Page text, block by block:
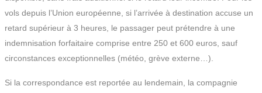
vols depuis l’Union européenne, si l’arrivée à destination accuse un
retard supérieur à 3 heures, le passager peut prétendre à une
indemnisation forfaitaire comprise entre 250 et 600 euros, sauf
circonstances exceptionnelles (météo, grève externe…).
Si la correspondance est reportée au lendemain, la compagnie